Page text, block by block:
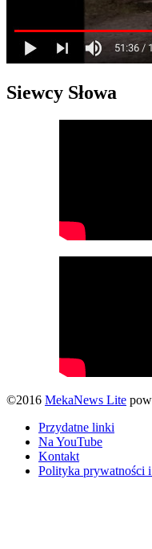
Siewcy Słowa
©2016 MekaNews Lite
Przydatne linki
Na YouTube
Kontakt
Polityka prywatności